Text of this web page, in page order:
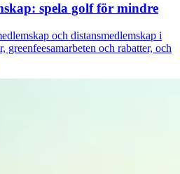
spela golf för mindre
och distansmedlemskap i
greenfeesamarbeten och rabatter, och